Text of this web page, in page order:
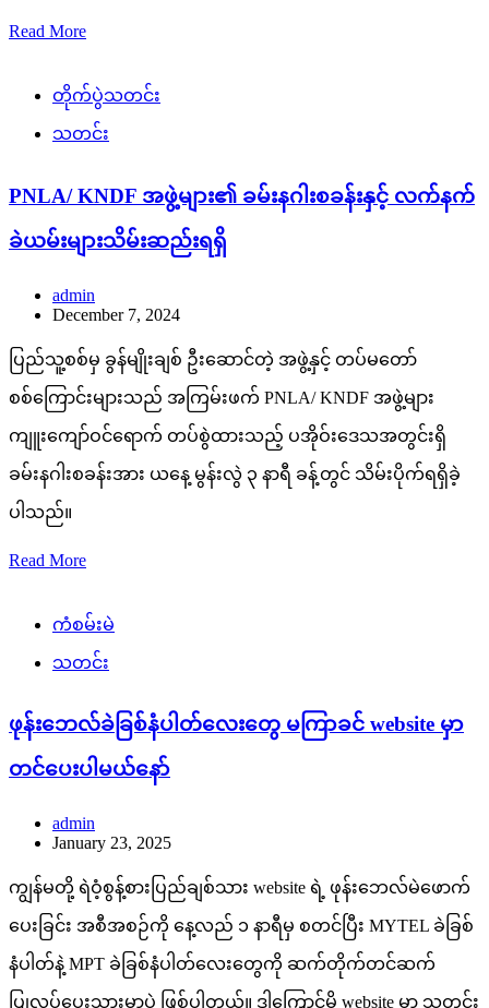
Read More
တိုက်ပွဲသတင်း
သတင်း
PNLA/ KNDF အဖွဲ့များ၏ ခမ်းနဂါးစခန်းနှင့် လက်နက်
ခဲယမ်းများသိမ်းဆည်းရရှိ
admin
December 7, 2024
ပြည်သူ့စစ်မှ ခွန်မျိုးချစ် ဦးဆောင်တဲ့ အဖွဲ့နှင့် တပ်မတော်
စစ်ကြောင်းများသည် အကြမ်းဖက် PNLA/ KNDF အဖွဲ့များ
ကျူးကျော်ဝင်ရောက် တပ်စွဲထားသည့် ပအိုဝ်းဒေသအတွင်းရှိ
ခမ်းနဂါးစခန်းအား ယနေ့ မွန်းလွဲ ၃ နာရီ ခန့်တွင် သိမ်းပိုက်ရရှိခဲ့
ပါသည်။
Read More
ကံစမ်းမဲ
သတင်း
ဖုန်းဘေလ်ခဲခြစ်နံပါတ်လေးတွေ မကြာခင် website မှာ
တင်ပေးပါမယ်နော်
admin
January 23, 2025
ကျွန်မတို့ ရဲဝံ့စွန့်စားပြည်ချစ်သား website ရဲ့ ဖုန်းဘေလ်မဲဖောက်
ပေးခြင်း အစီအစဉ်ကို နေ့လည် ၁ နာရီမှ စတင်ပြီး MYTEL ခဲခြစ်
နံပါတ်နဲ့ MPT ခဲခြစ်နံပါတ်လေးတွေကို ဆက်တိုက်တင်ဆက်
ပြုလုပ်ပေးသွားမှာပဲ ဖြစ်ပါတယ်။ ဒါကြောင့်မို့ website မှာ သတင်း